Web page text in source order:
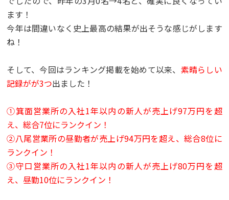
ます！
今年は間違いなく史上最高の結果が出そうな感じがします
ね！
そして、今回はランキング掲載を始めて以来、 素晴らしい
記録がが3つ出ました！
➀箕面営業所の入社1年以内の新人が売上げ97万円を超
え、総合7位にランクイン！
②八尾営業所の昼勤者が売上げ94万円を超え、総合8位に
ランクイン！
③守口営業所の入社1年以内の新人が売上げ80万円を超
え、昼勤10位にランクイン！